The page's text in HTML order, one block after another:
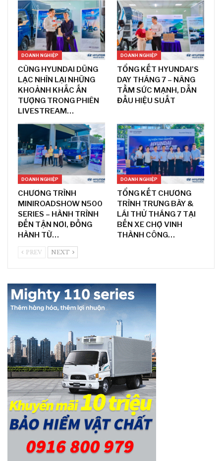
DOANH NGHIỆP
CÙNG HYUNDAI DŨNG
LẠC NHÌN LẠI NHỮNG
KHOẢNH KHẮC ẤN
TƯỢNG TRONG PHIÊN
LIVESTREAM…
DOANH NGHIỆP
TỔNG KẾT HYUNDAI’S
DAY THÁNG 7 – NÂNG
TẦM SỨC MẠNH, DẪN
ĐẦU HIỆU SUẤT
DOANH NGHIỆP
CHƯƠNG TRÌNH
MINIROADSHOW N500
SERIES – HÀNH TRÌNH
ĐẾN TẬN NƠI, ĐỒNG
HÀNH TỪ…
DOANH NGHIỆP
TỔNG KẾT CHƯƠNG
TRÌNH TRƯNG BÀY &
LÁI THỬ THÁNG 7 TẠI
BẾN XE CHỢ VINH
THÀNH CÔNG…
PREV NEXT